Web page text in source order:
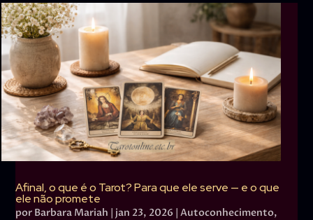
Afinal, o que é o Tarot? Para que ele serve — e o que
ele não promete
por Barbara Mariah | jan 23, 2026 |Autoconhecimento,